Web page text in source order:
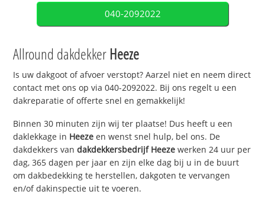
040-2092022
Allround dakdekker Heeze
Is uw dakgoot of afvoer verstopt? Aarzel niet en neem direct
contact met ons op via 040-2092022. Bij ons regelt u een
dakreparatie of offerte snel en gemakkelijk!
Binnen 30 minuten zijn wij ter plaatse! Dus heeft u een
daklekkage in Heeze en wenst snel hulp, bel ons. De
dakdekkers vandakdekkersbedrijf Heeze werken 24 uur per
dag, 365 dagen per jaar en zijn elke dag bij u in de buurt
om dakbedekking te herstellen, dakgoten te vervangen
en/of dakinspectie uit te voeren.